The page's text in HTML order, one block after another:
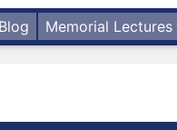
Blog Memorial Lectures